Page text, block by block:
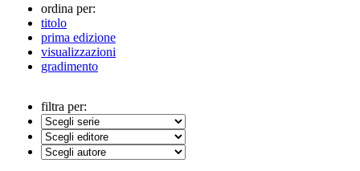
ordina per:
titolo
prima edizione
visualizzazioni
gradimento
filtra per: